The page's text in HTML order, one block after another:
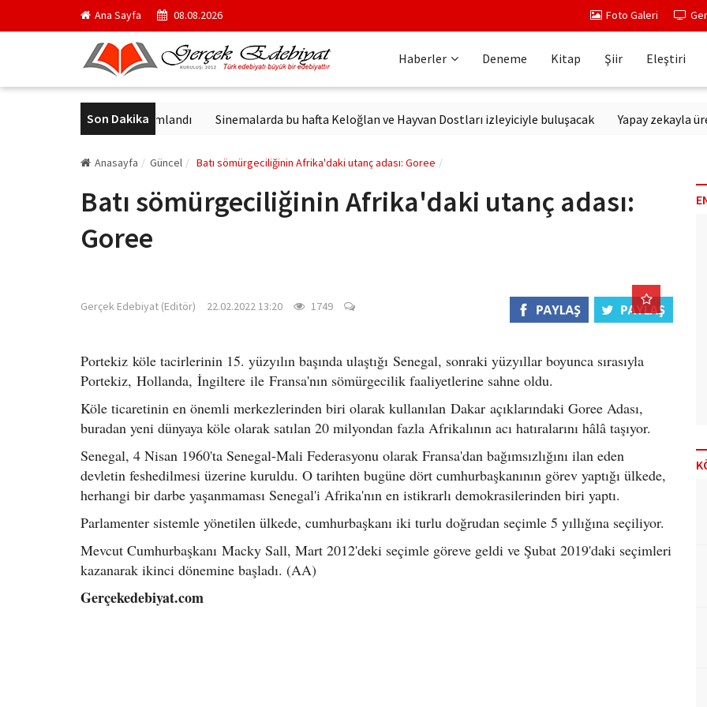
Ana Sayfa 08.08.2026 Foto Galeri
Haberler Deneme Kitap Şiir Eleştiri
Son Dakika
en ünlü yapıtı yayımlandı Sinemalarda bu hafta Keloğlan ve Hayvan Dostları izleyiciyle buluşacak Yapay zekayla
Anasayfa Güncel Batı sömürgeciliğinin Afrika'daki utanç adası: Goree
Batı sömürgeciliğinin Afrika'daki utanç adası:
Goree
Gerçek Edebiyat (Editör) 22.02.2022 13:20 1749
Portekiz köle tacirlerinin 15. yüzyılın başında ulaştığı Senegal, sonraki yüzyıllar boyunca sırasıyla
Portekiz, Hollanda, İngiltere ile Fransa'nın sömürgecilik faaliyetlerine sahne oldu.
Köle ticaretinin en önemli merkezlerinden biri olarak kullanılan Dakar açıklarındaki Goree Adası,
buradan yeni dünyaya köle olarak satılan 20 milyondan fazla Afrikalının acı hatıralarını hâlâ taşıyor.
Senegal, 4 Nisan 1960'ta Senegal-Mali Federasyonu olarak Fransa'dan bağımsızlığını ilan eden
devletin feshedilmesi üzerine kuruldu. O tarihten bugüne dört cumhurbaşkanının görev yaptığı ülkede,
herhangi bir darbe yaşanmaması Senegal'i Afrika'nın en istikrarlı demokrasilerinden biri yaptı.
Parlamenter sistemle yönetilen ülkede, cumhurbaşkanı iki turlu doğrudan seçimle 5 yıllığına seçiliyor.
Mevcut Cumhurbaşkanı Macky Sall, Mart 2012'deki seçimle göreve geldi ve Şubat 2019'daki seçimleri
kazanarak ikinci dönemine başladı. (AA)
Gerçekedebiyat.com